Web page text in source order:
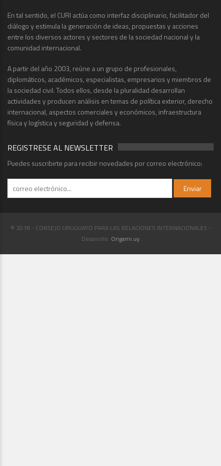
En tal sentido, el CURI actúa como interfaz disciplinario, facilitador del
diálogo y estimula la generación de ideas, propuestas y acciones
entre los diversos actores y sectores de la sociedad nacional y la
comunidad internacional.
A partir del año 2003, reúne a un grupo de profesionales,
diplomáticos, académicos, especialistas, empresarios y miembros de
la sociedad civil. Todos ellos, desde la pluralidad desarrollan
actividades y producen análisis en temas de política exterior, derecho
internacional, aspectos comerciales y económicos, infraestructura
física y logística y seguridad y defensa.
REGISTRESE AL NEWSLETTER
Puedes suscribirte para recibir novedades por correo electrónico:
© 2018 - CONSEJO URUGUAYO PARA LAS RELACIONES INTERNACIONALES -
Desarrollo: Origami.uy